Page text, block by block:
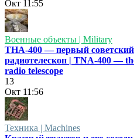
Окт 11:55
Военные объекты | Military
ТНА-400 — первый
радиотелескоп | TNA-400 —
radio telescope
13
Окт 11:56
Техника | Machines